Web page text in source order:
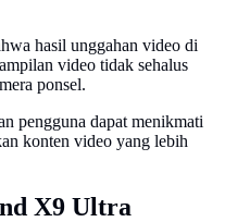
hasil unggahan video di
video tidak sehalus
ponsel.
pengguna dapat menikmati
konten video yang lebih
X9 Ultra